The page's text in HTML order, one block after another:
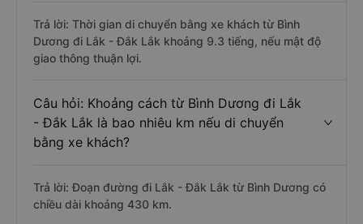
Trả lời: Thời gian di chuyển bằng xe khách từ Bình
Dương đi Lắk - Đắk Lắk khoảng 9.3 tiếng, nếu mật độ
giao thông thuận lợi.
Câu hỏi: Khoảng cách từ Bình Dương đi Lắk
- Đắk Lắk là bao nhiêu km nếu di chuyển
bằng xe khách?
Trả lời: Đoạn đường đi Lắk - Đắk Lắk từ Bình Dương có
chiều dài khoảng 430 km.